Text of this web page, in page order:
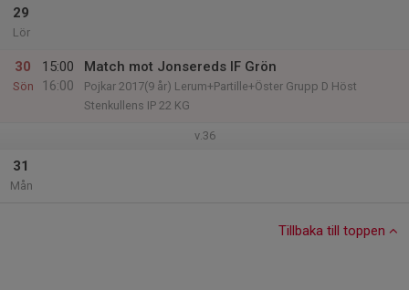
29
Lör
30
Sön
15:00
16:00
Match mot Jonsereds IF Grön
Pojkar 2017(9 år) Lerum+Partille+Öster Grupp D Höst
Stenkullens IP 22 KG
v.36
31
Mån
Tillbaka till toppen